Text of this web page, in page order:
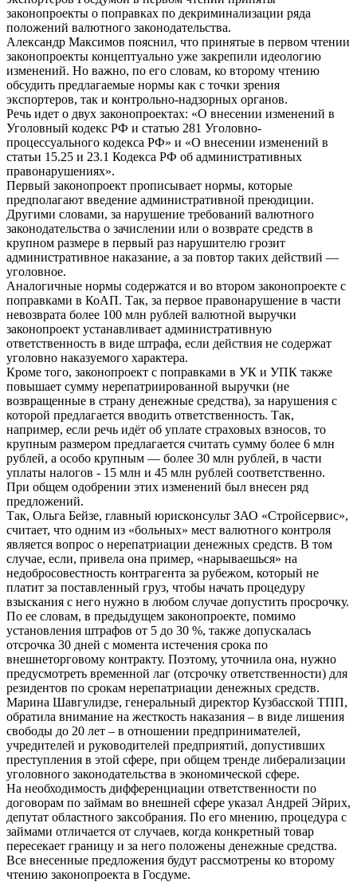
законопроекты о поправках по декриминализации ряда
положений валютного законодательства.
Александр Максимов пояснил, что принятые в первом чтении
законопроекты концептуально уже закрепили идеологию
изменений. Но важно, по его словам, ко второму чтению
обсудить предлагаемые нормы как с точки зрения
экспортеров, так и контрольно-надзорных органов.
Речь идет о двух законопроектах: «О внесении изменений в
Уголовный кодекс РФ и статью 281 Уголовно-
процессуального кодекса РФ» и «О внесении изменений в
статьи 15.25 и 23.1 Кодекса РФ об административных
правонарушениях».
Первый законопроект прописывает нормы, которые
предполагают введение административной преюдиции.
Другими словами, за нарушение требований валютного
законодательства о зачислении или о возврате средств в
крупном размере в первый раз нарушителю грозит
административное наказание, а за повтор таких действий —
уголовное.
Аналогичные нормы содержатся и во втором законопроекте с
поправками в КоАП. Так, за первое правонарушение в части
невозврата более 100 млн рублей валютной выручки
законопроект устанавливает административную
ответственность в виде штрафа, если действия не содержат
уголовно наказуемого характера.
Кроме того, законопроект с поправками в УК и УПК также
повышает сумму нерепатриированной выручки (не
возвращенные в страну денежные средства), за нарушения с
которой предлагается вводить ответственность. Так,
например, если речь идёт об уплате страховых взносов, то
крупным размером предлагается считать сумму более 6 млн
рублей, а особо крупным — более 30 млн рублей, в части
уплаты налогов - 15 млн и 45 млн рублей соответственно.
При общем одобрении этих изменений был внесен ряд
предложений.
Так, Ольга Бейзе, главный юрисконсульт ЗАО «Стройсервис»,
считает, что одним из «больных» мест валютного контроля
является вопрос о нерепатриации денежных средств. В том
случае, если, привела она пример, «нарываешься» на
недобросовестность контрагента за рубежом, который не
платит за поставленный груз, чтобы начать процедуру
взыскания с него нужно в любом случае допустить просрочку.
По ее словам, в предыдущем законопроекте, помимо
установления штрафов от 5 до 30 %, также допускалась
отсрочка 30 дней с момента истечения срока по
внешнеторговому контракту. Поэтому, уточнила она, нужно
предусмотреть временной лаг (отсрочку ответственности) для
резидентов по срокам нерепатриации денежных средств.
Марина Шавгулидзе, генеральный директор Кузбасской ТПП,
обратила внимание на жесткость наказания – в виде лишения
свободы до 20 лет – в отношении предпринимателей,
учредителей и руководителей предприятий, допустивших
преступления в этой сфере, при общем тренде либерализации
уголовного законодательства в экономической сфере.
На необходимость дифференциации ответственности по
договорам по займам во внешней сфере указал Андрей Эйрих,
депутат областного заксобрания. По его мнению, процедура с
займами отличается от случаев, когда конкретный товар
пересекает границу и за него положены денежные средства.
Все внесенные предложения будут рассмотрены ко второму
чтению законопроекта в Госдуме.